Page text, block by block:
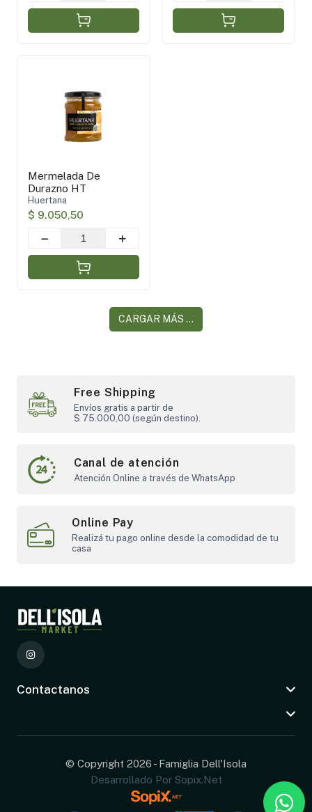
Mermelada De
Durazno HT
Huertana
$ 9.050,50
CARGAR MÁS ...
Free Shipping
Envíos gratis a partir de
$ 75.000,00 (según destino).
Canal de atención
Atención Online a través de WhatsApp
Online Pay
Realizá tu pago online desde la comodidad de tu
casa
Contactanos
© Copyright 2026 - Famiglia Dell'Isola
Desarrollado Por Sopix.net